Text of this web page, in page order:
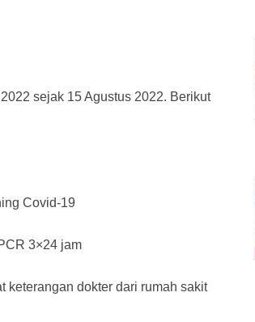
sejak 15 Agustus 2022. Berikut
Covid-19
3×24 jam
keterangan dokter dari rumah sakit